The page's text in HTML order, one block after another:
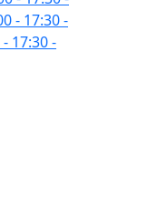
- 17:30-
17:30-